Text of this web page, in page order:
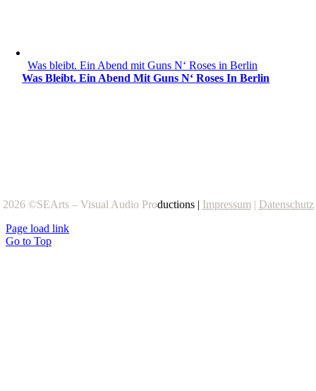
Was bleibt. Ein Abend mit Guns N‘ Roses in Berlin
Was Bleibt. Ein Abend Mit Guns N‘ Roses In Berlin
2026 ©SEArts – Visual Audio Productions | Impressum | Datenschutz
Page load link
Go to Top